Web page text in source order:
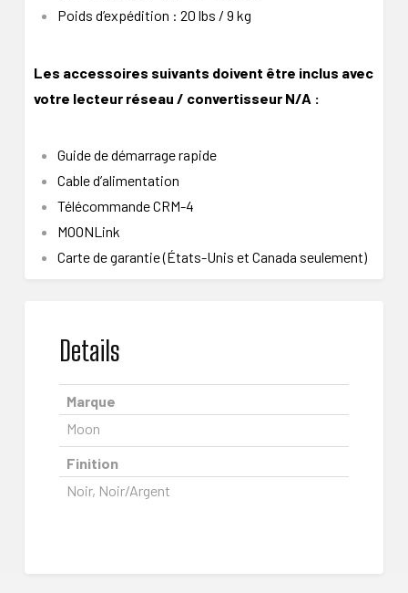
Poids d’expédition : 20 lbs / 9 kg
Les accessoires suivants doivent être inclus avec
votre lecteur réseau / convertisseur N/A :
Guide de démarrage rapide
Cable d’alimentation
Télécommande CRM-4
MOONLink
Carte de garantie (États-Unis et Canada seulement)
Details
Marque
Moon
Finition
Noir, Noir/Argent